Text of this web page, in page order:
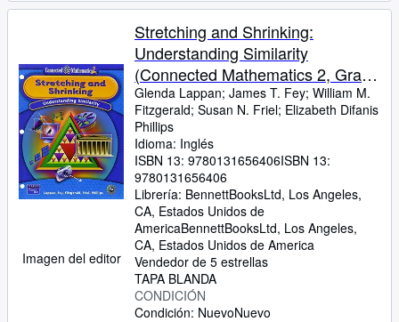
Imagen del editor
Stretching and Shrinking:
Understanding Similarity
(Connected Mathematics 2, Grade
7)
Glenda Lappan; James T. Fey; William M.
Fitzgerald; Susan N. Friel; Elizabeth Difanis
Phillips
Idioma: Inglés
ISBN 13: 9780131656406ISBN 13:
9780131656406
Librería: BennettBooksLtd, Los Angeles,
CA, Estados Unidos de
AmericaBennettBooksLtd, Los Angeles,
CA, Estados Unidos de America
Vendedor de 5 estrellas
TAPA BLANDA
CONDICIÓN
Condición: NuevoNuevo